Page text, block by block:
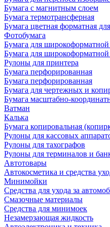
Бумага с магнитным слоем
Бумага термотрансферная
Бумага цветная форматная
Фотобумага
Бумага для широкоформатной
Бумага для широкоформатной
Рулоны для принтера
Бумага перфорированная
Бумага перфорированная
Бумага для чертежных и
Бумага масштабно-
Ватман
Калька
Бумага копировальная
Рулоны для кассовых
Рулоны для тахографов
Рулоны для терминалов и
Автотовары
Автокосметика и средства
Минимойки
Средства для ухода за
Смазочные материалы
Средства для минимоек
Незамерзающая жидкость